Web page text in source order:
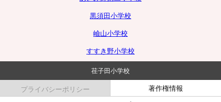
黒須田小学校
嶮山小学校
すすき野小学校
荏子田小学校
プライバシーポリシー 著作権情報